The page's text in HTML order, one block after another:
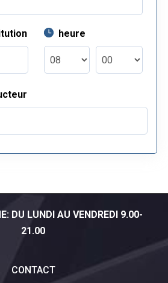
heure
DU LUNDI AU VENDREDI 9.00-
21.00
CONTACT